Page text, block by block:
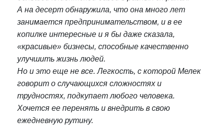
А на десерт обнаружила, что она много лет
занимается предпринимательством, и в ее
копилке интересные и я бы даже сказала,
«красивые» бизнесы, способные качественно
улучшить жизнь людей.
Но и это еще не все. Легкость, с которой Мелек
говорит о случающихся сложностях и
трудностях, подкупает любого человека.
Хочется ее перенять и внедрить в свою
ежедневную рутину.